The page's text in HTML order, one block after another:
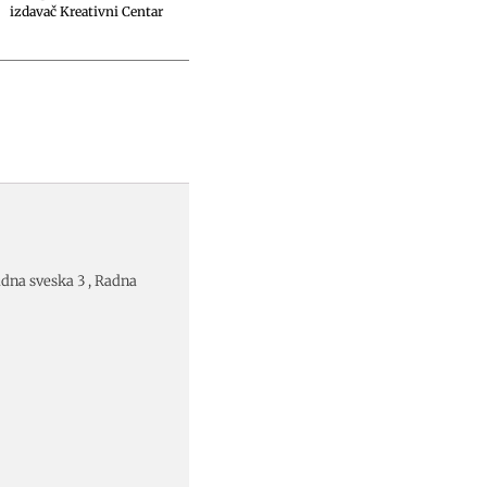
izdavač Kreativni Centar
sveska 3 , Radna